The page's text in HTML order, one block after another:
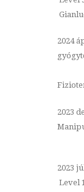
2024
2023
2023